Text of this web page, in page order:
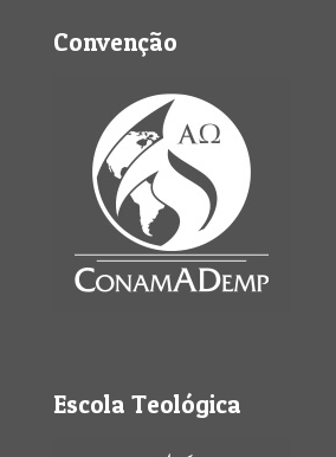
Convenção
Escola Teológica